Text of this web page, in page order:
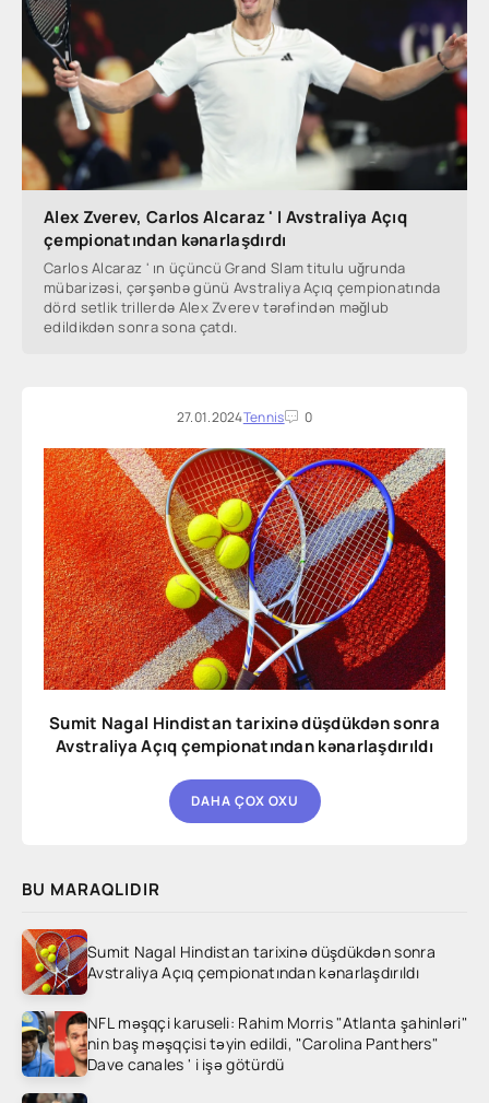
Alex Zverev, Carlos Alcaraz ' I Avstraliya Açıq
çempionatından kənarlaşdırdı
Carlos Alcaraz ' ın üçüncü Grand Slam titulu uğrunda
mübarizəsi, çərşənbə günü Avstraliya Açıq çempionatında
dörd setlik trillerdə Alex Zverev tərəfindən məğlub
edildikdən sonra sona çatdı.
27.01.2024Tennis 0
Sumit Nagal Hindistan tarixinə düşdükdən sonra
Avstraliya Açıq çempionatından kənarlaşdırıldı
DAHA ÇOX OXU
BU MARAQLIDIR
Sumit Nagal Hindistan tarixinə düşdükdən sonra
Avstraliya Açıq çempionatından kənarlaşdırıldı
NFL məşqçi karuseli: Rahim Morris "Atlanta şahinləri"
nin baş məşqçisi təyin edildi, "Carolina Panthers"
Dave canales ' i işə götürdü